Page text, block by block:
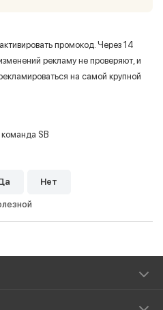
промокод. Через 14
рекламу не проверяют, и
на самой крупной
SB
Нет
после запрета